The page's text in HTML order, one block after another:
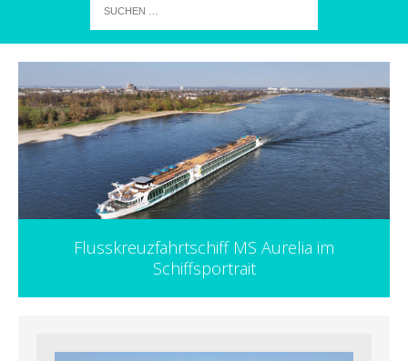
Flusskreuzfahrtschiff MS Aurelia im
Schiffsportrait